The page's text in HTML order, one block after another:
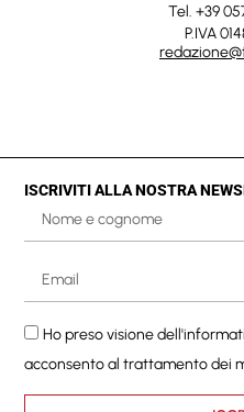
Tel. +39
P.IVA
ISCRIVITI ALLA NOSTRA
Ho preso visione
acconsento al trattamento dei